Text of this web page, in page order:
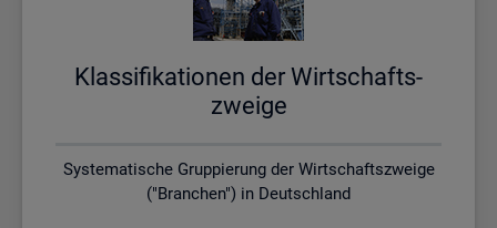
Klas­si­fi­ka­tio­nen der Wirt­schafts­
zwei­ge
Systematische Gruppierung der Wirtschaftszweige
("Branchen") in Deutschland